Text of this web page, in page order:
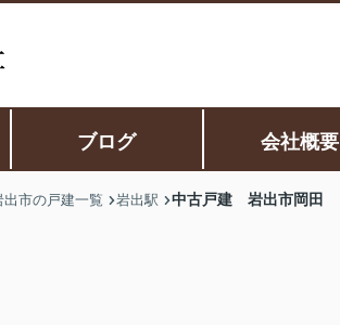
ブログ 会社概要
出市の戸建一覧 岩出駅 中古戸建 岩出市岡田